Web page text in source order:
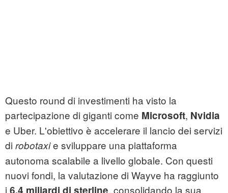
Questo round di investimenti ha visto la
partecipazione di giganti come Microsoft, Nvidia
e Uber. L'obiettivo è accelerare il lancio dei servizi
di robotaxie sviluppare una piattaforma
autonoma scalabile a livello globale. Con questi
nuovi fondi, la valutazione di Wayve ha raggiunto
i
, consolidando la sua